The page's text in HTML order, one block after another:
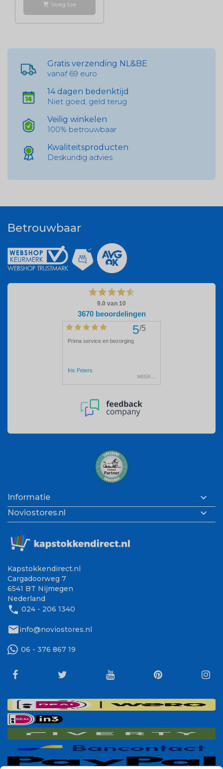
shopping_cart Voeg toe
Gratis verzending NL&BE
vanaf 69 euro
14 dagen bedenktijd
Niet goed, geld terug
Veilig winkelen
100% betrouwbaar
Kwaliteitsproducten
Deskundig advies
Betrouwbaar
Informatie 
Noviostores.nl 
Kapstokkendirect.nl
Cargadoorweg 7
6541 BT Nijmegen
Nederland
phone 024 - 206 1340
mailinfo@noviostores.nl
06 - 376 867 19